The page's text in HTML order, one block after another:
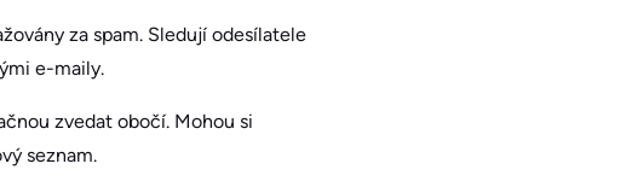
za spam. Sledují odesílatele
e-maily.
zvedat obočí. Mohou si
seznam.